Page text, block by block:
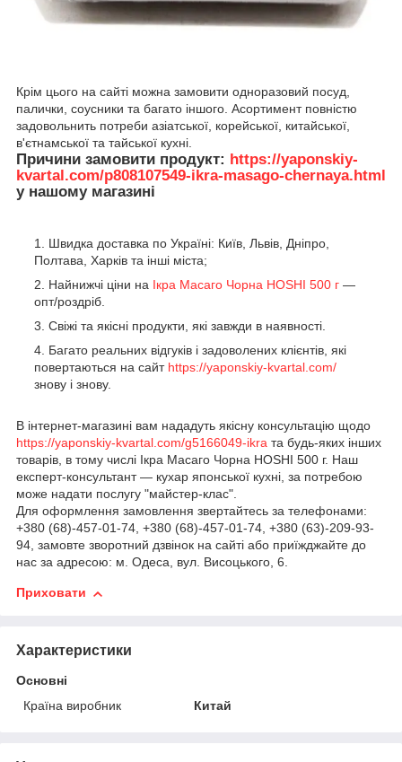
Крім цього на сайті можна замовити одноразовий посуд,
палички, соусники та багато іншого. Асортимент повністю
задовольнить потреби азіатської, корейської, китайської,
в'єтнамської та тайської кухні.
Причини замовити продукт: https://yaponskiy-
kvartal.com/p808107549-ikra-masago-chernaya.html
у нашому магазині
Швидка доставка по Україні: Київ, Львів, Дніпро,
Полтава, Харків та інші міста;
Найнижчі ціни на Ікра Масаго Чорна HOSHI 500 г —
опт/роздріб.
Свіжі та якісні продукти, які завжди в наявності.
Багато реальних відгуків і задоволених клієнтів, які
повертаються на сайт https://yaponskiy-kvartal.com/
знову і знову.
В інтернет-магазині вам нададуть якісну консультацію щодо
https://yaponskiy-kvartal.com/g5166049-ikra та будь-яких інших
товарів, в тому числі Ікра Масаго Чорна HOSHI 500 г. Наш
експерт-консультант — кухар японської кухні, за потребою
може надати послугу "майстер-клас".
Для оформлення замовлення звертайтесь за телефонами:
+380 (68)-457-01-74, +380 (68)-457-01-74, +380 (63)-209-93-
94, замовте зворотний дзвінок на сайті або приїжджайте до
нас за адресою: м. Одеса, вул. Висоцького, 6.
Приховати
Характеристики
Основні
Країна виробник
Китай